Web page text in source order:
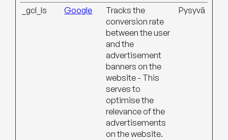
_gcl_ls Google
Tracks the
conversion rate
between the user
and the
advertisement
banners on the
website - This
serves to
optimise the
relevance of the
advertisements
on the website.
Pysyvä